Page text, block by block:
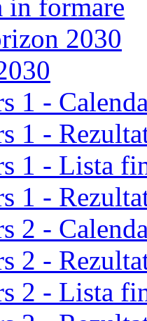
in formare
2030
1 -
1 -
1 - Lista
1 -
2 -
2 -
2 - Lista